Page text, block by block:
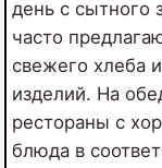
день с сытного
часто
свежего хлеба
изделий. На
рестораны с
блюда в